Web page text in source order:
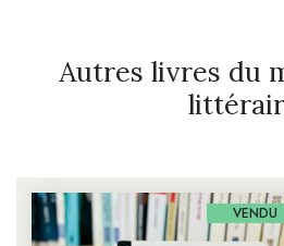
Autres livres du
VENDU